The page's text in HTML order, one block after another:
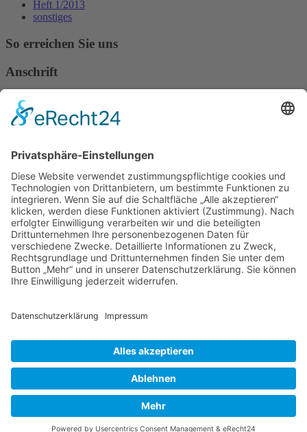
Heft 1/2013
sonstiges
So erreichen Sie uns
Anschrift
Verband Deutscher Tierheilpraktiker e.V.
Verbandsverwaltung
Am Rosenbraken 12
E-Mail
Diese E-Mail-Adresse ist vor Spambots geschützt! Zur Anzeige
muss JavaScript eingeschaltet sein!
Diese E-Mail-Adresse ist vor Spambots geschützt! Zur Anzeige
muss JavaScript eingeschaltet sein!
Telefon Service-Team
Tel: 0261-1349 5200
Tel: 0172-546 19 20
Datenschutzerklärung
Der Gesundheitsverband für Tiertherapeuten
VDT bei Facebook